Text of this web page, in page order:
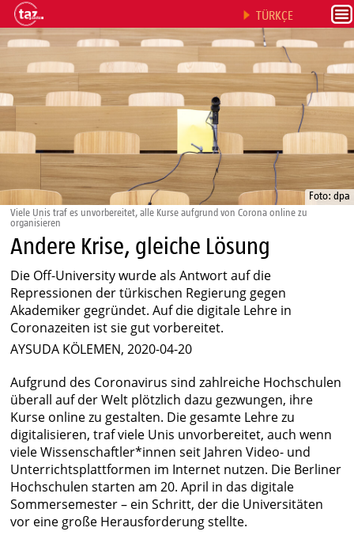
TÜRKÇE
Foto: dpa
Viele Unis traf es unvorbereitet, alle Kurse aufgrund von Corona online zu
organisieren
Andere Krise, gleiche Lösung
Die Off-University wurde als Antwort auf die
Repressionen der türkischen Regierung gegen
Akademiker gegründet. Auf die digitale Lehre in
Coronazeiten ist sie gut vorbereitet.
AYSUDA KÖLEMEN, 2020-04-20
Aufgrund des Coronavirus sind zahlreiche Hochschulen
überall auf der Welt plötzlich dazu gezwungen, ihre
Kurse online zu gestalten. Die gesamte Lehre zu
digitalisieren, traf viele Unis unvorbereitet, auch wenn
viele Wissenschaftler*innen seit Jahren Video- und
Unterrichtsplattformen im Internet nutzen. Die Berliner
Hochschulen starten am 20. April in das digitale
Sommersemester – ein Schritt, der die Universitäten
vor eine große Herausforderung stellte.